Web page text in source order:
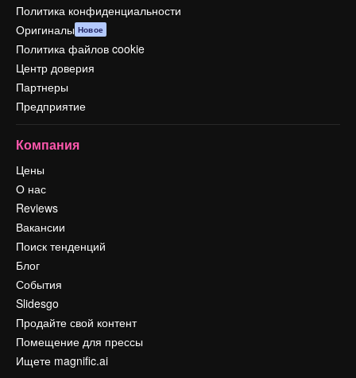
Политика конфиденциальности
Оригиналы Новое
Политика файлов cookie
Центр доверия
Партнеры
Предприятие
Компания
Цены
О нас
Reviews
Вакансии
Поиск тенденций
Блог
События
Slidesgo
Продайте свой контент
Помещение для прессы
Ищете magnific.ai